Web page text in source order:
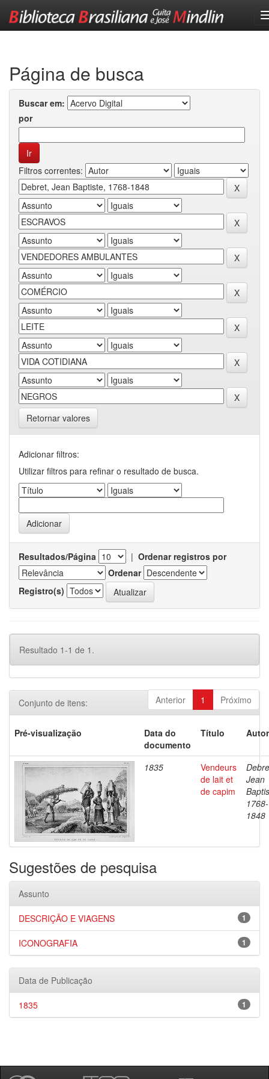
Página de busca
Buscar em:
por
Filtros correntes:
Retornar valores
Adicionar filtros:
Utilizar filtros para refinar o resultado de busca.
Resultados/Página | Ordenar registros por
Ordenar
Registro(s)
Resultado 1-1 de 1.
Anterior 1 Próximo
Conjunto de itens:
Pré-visualização
Data do
documento
Título
1835
Vendeurs
de lait et
de capim
Jean
1768-
1848
Sugestões de pesquisa
Assunto
1
DESCRIÇÃO E VIAGENS
1
ICONOGRAFIA
Data de Publicação
1
1835